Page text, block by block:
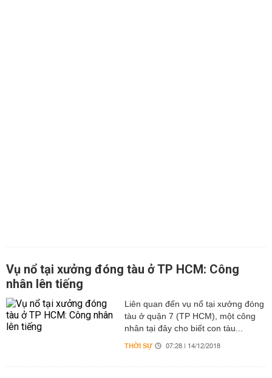
Vụ nổ tại xưởng đóng tàu ở TP HCM: Công
nhân lên tiếng
Liên quan đến vụ nổ tại xưởng đóng
tàu ở quận 7 (TP HCM), một công
nhân tại đây cho biết con tàu...
THỜI SỰ 07:28 | 14/12/2018